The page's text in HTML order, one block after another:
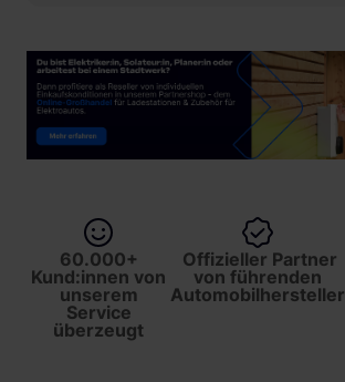
60.000+
Kund:innen von
unserem
Service
überzeugt
Offizieller Partner
von führenden
Automobilhersteller